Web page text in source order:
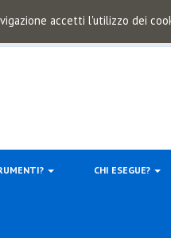
accetti l'utilizzo dei
CHI ESEGUE?